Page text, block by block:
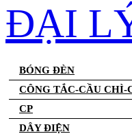
ĐẠI
BÓNG ĐÈN
CÔNG TẮC-CẦU CHÌ-
CP
DÂY ĐIỆN